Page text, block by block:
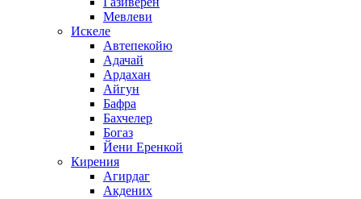
Мевлеви
Искеле
Автепекойю
Адачай
Ардахан
Айгун
Бафра
Бахчелер
Богаз
Йени Еренкой
Кирения
Агирдаг
Акдених